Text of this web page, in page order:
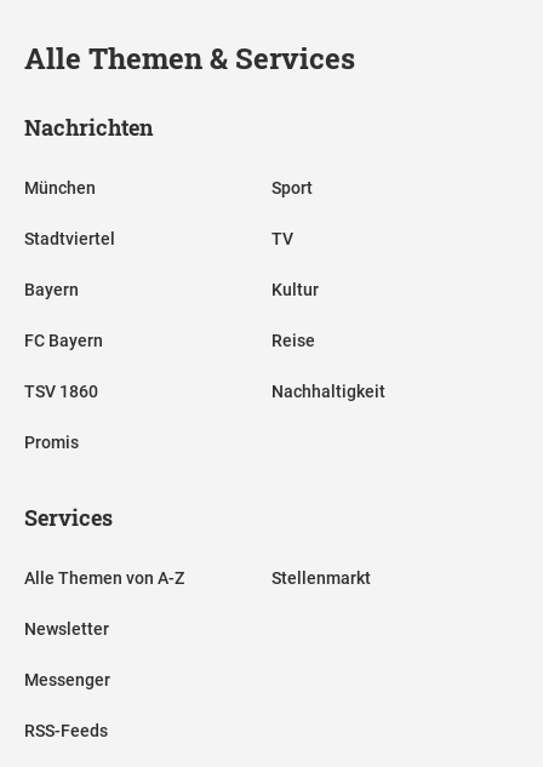
Alle Themen & Services
Nachrichten
München
Stadtviertel
Bayern
FC Bayern
TSV 1860
Promis
Sport
TV
Kultur
Reise
Nachhaltigkeit
Services
Alle Themen von A-Z
Newsletter
Messenger
RSS-Feeds
Stellenmarkt